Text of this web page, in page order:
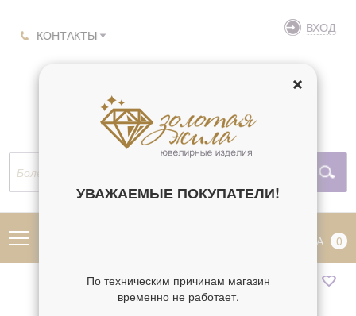
КОНТАКТЫ ВХОД
КОРЗИНА 0
УВАЖАЕМЫЕ ПОКУПАТЕЛИ!
По техническим причинам магазин
временно не работает.